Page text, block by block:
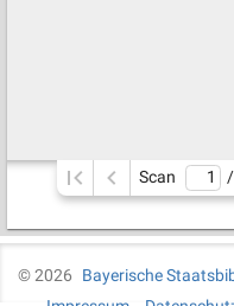
Scan
©2026
Bayerische